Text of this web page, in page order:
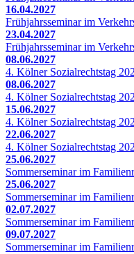
16.04.2027
Frühjahrsseminar im
23.04.2027
Frühjahrsseminar im
08.06.2027
4. Kölner Sozialrechtstag
08.06.2027
4. Kölner Sozialrechtstag
15.06.2027
4. Kölner Sozialrechtstag
22.06.2027
4. Kölner Sozialrechtstag
25.06.2027
Sommerseminar im
25.06.2027
Sommerseminar im
02.07.2027
Sommerseminar im
09.07.2027
Sommerseminar im